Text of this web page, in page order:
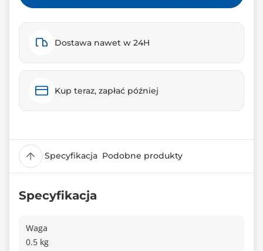
Dostawa nawet w 24H
Kup teraz, zapłać później
Specyfikacja Podobne produkty
Specyfikacja
Waga
0.5 kg